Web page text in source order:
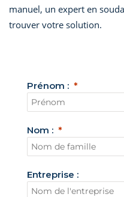
manuel, un expert en
trouver votre solution.
Prénom :
Nom :
Entreprise :